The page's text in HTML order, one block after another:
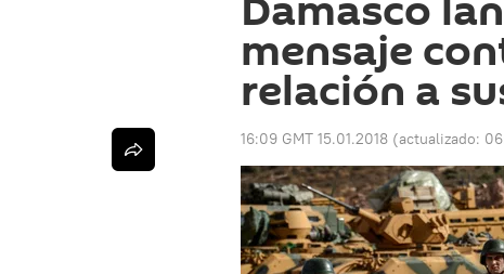
Damasco
mensaje
relación a
16:09 GMT 15.01.2018 (actualizado: